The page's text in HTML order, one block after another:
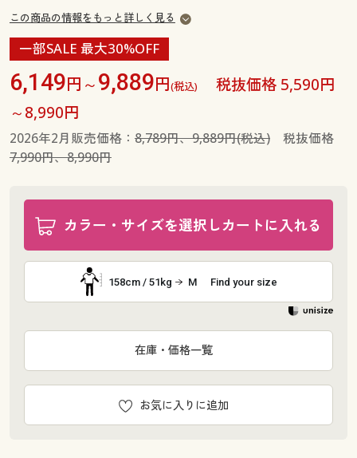
よくある質問とお問い合わせ
この商品の情報をもっと詳しく見る
一部SALE 最大30%OFF
6,149円～9,889円(税込)
税抜価格 5,590円
～8,990円
2026年2月販売価格： 8,789円、9,889円(税込)税抜価格
7,990円、8,990円
カラー・サイズを選択しカートに入れる
158cm / 51kg M Find your size
お気に入りに追加
在庫・価格一覧